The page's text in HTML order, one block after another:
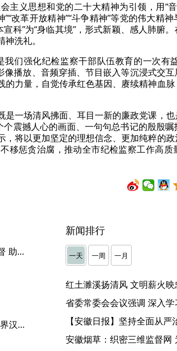
主义思想和党的二十大精神为引领，用“
”“改革开放精神”“斗争精神”等党的伟大精
宣科”为“身临其境”，形式新颖、感人肺腑
洗礼。
们强化纪检监察干部队伍教育的一次有
像播放、音频穿插、节目嵌入等沉浸式交
力量，自觉传承红色基因、赓续精神血
一场清风拂面、耳目一新的廉政党课，
震撼人心的画面、一句句总书记的殷殷
将以更加坚定的理想信念、更加纯粹的
移惩贪治腐，推动全市纪检监察工作高质
【“监督一点通”一线传真】芜湖三山：掌上监督 助力村居环境“高颜值”
习近平向第三届文明交流互鉴对话会暨首届世界汉学家大会致贺信
新闻排行
一天 一周 一月
【安徽日报】坚持全面从严
安徽烟草：织密三维监督网